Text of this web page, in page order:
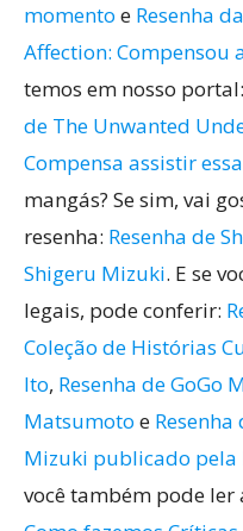
momento e Resenha
Affection: Compensou
temos em nosso portal:
de The Unwanted
Compensa assistir
mangás? Se sim, vai
resenha: Resenha de
Shigeru Mizuki. E se
legais, pode conferir:
Coleção de Histórias
Ito, Resenha de GoGo
Matsumoto e
Mizuki publicado pela
você também pode ler